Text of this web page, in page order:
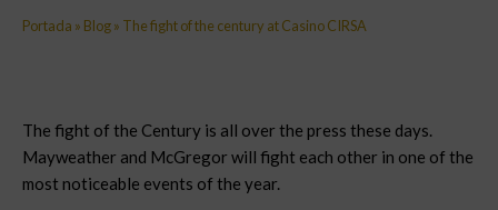
Portada » Blog» The fight of the century at Casino CIRSA
The fight of the Century is all over the press these days.
Mayweather and McGregor will fight each other in one of the
most noticeable events of the year.